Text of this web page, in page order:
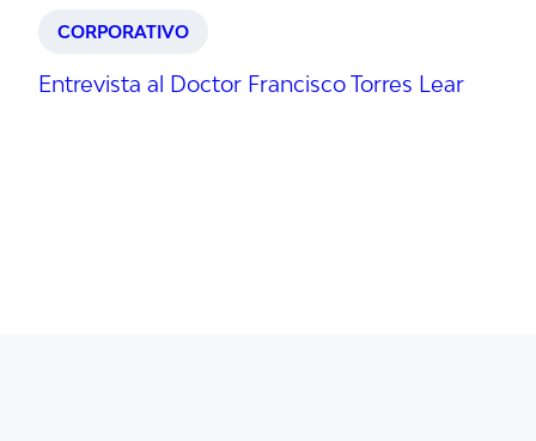
CORPORATIVO
Entrevista al Doctor Francisco Torres Lear